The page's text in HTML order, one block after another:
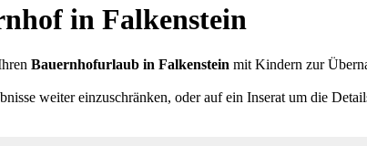
in Falkenstein
Bauernhofurlaub in Falkenstein mit Kindern zur
weiter einzuschränken, oder auf ein Inserat um die